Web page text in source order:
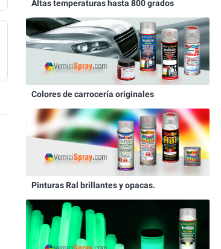
Altas temperaturas hasta 800 grados
Colores de carrocería originales
Pinturas Ral brillantes y opacas.